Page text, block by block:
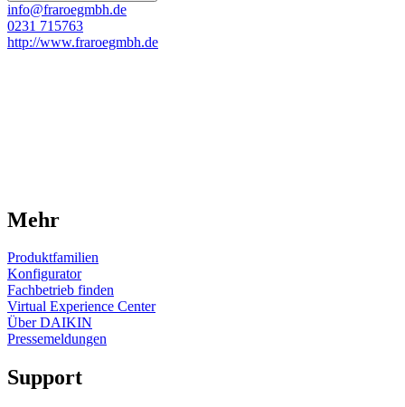
info@fraroegmbh.de
0231 715763
http://www.fraroegmbh.de
Mehr
Produktfamilien
Konfigurator
Fachbetrieb finden
Virtual Experience Center
Über DAIKIN
Pressemeldungen
Support